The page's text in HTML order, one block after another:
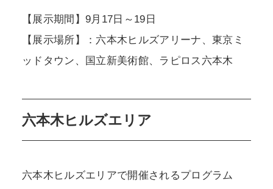
【展示期間】9月17日～19日
【展示場所】：六本木ヒルズアリーナ、東京ミ
ッドタウン、国立新美術館、ラピロス六本木
六本木ヒルズエリア
六本木ヒルズエリアで開催されるプログラム